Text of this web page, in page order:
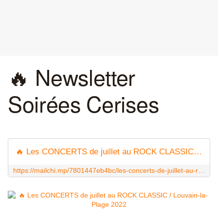
🔥 Newsletter
Soirées Cerises
🔥 Les CONCERTS de juillet au ROCK CLASSIC / Louvain-la-Plage 2022